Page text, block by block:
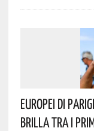
Europei Di
Brilla Tra I